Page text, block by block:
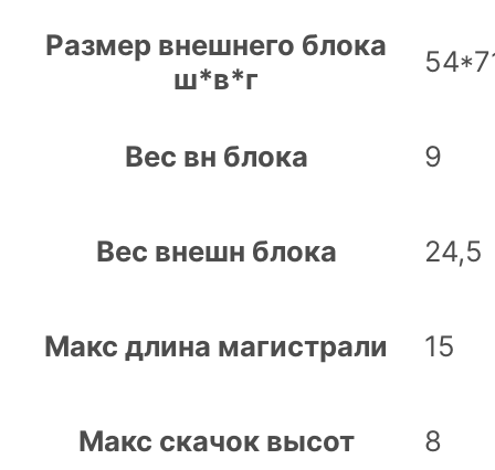
Размер внешнего блока
ш*в*г
Вес вн блока 9
Вес внешн блока 24,5
Макс длина магистрали 15
Макс скачок высот 8